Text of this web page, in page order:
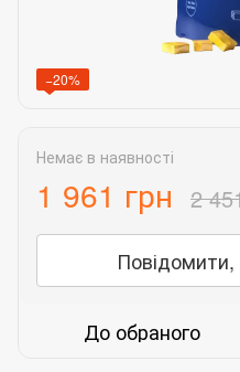
−20%
Немає в наявності
1 961 грн 2
Повідомити,
До обраного